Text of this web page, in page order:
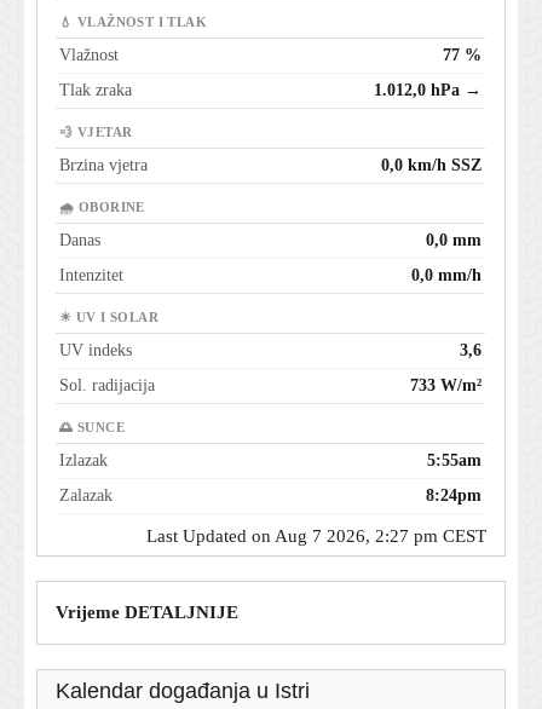
💧 VLAŽNOST I TLAK
Vlažnost
77 %
Tlak zraka
1.012,0 hPa →
💨 VJETAR
Brzina vjetra 0,0 km/h SSZ
🌧 OBORINE
Danas
0,0 mm
Intenzitet
0,0 mm/h
☀ UV I SOLAR
UV indeks
3,6
Sol. radijacija
733 W/m²
🌅 SUNCE
Izlazak
5:55am
Zalazak
8:24pm
Last Updated on Aug 7 2026, 2:27 pm CEST
Vrijeme DETALJNIJE
Kalendar događanja u Istri